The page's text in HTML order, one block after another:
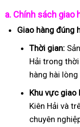
a. Chính sách giao
Giao hàng đúng
Thời gian:
Hải trong
hàng hài lòng
Khu vực giao
Kiên Hải và
chuyên